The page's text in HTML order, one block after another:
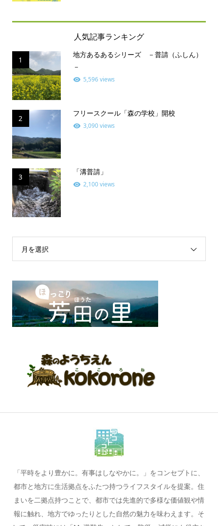
人気記事ランキング
1
地方あるあるシリーズ －普請（ふしん）
－
5,596 views
2
フリースクール「森の学校」開校
3,090 views
3
「溝普請」
2,100 views
月を選択
「平時をより豊かに。有事はしなやかに。」をコンセプトに、
都市と地方に生活拠点をふたつ持つライフスタイルを提案。住
まいを二拠点持つことで、都市では先進的で多様な価値観や情
報に触れ、地方でゆったりとした自然の魅力を味わえます。そ